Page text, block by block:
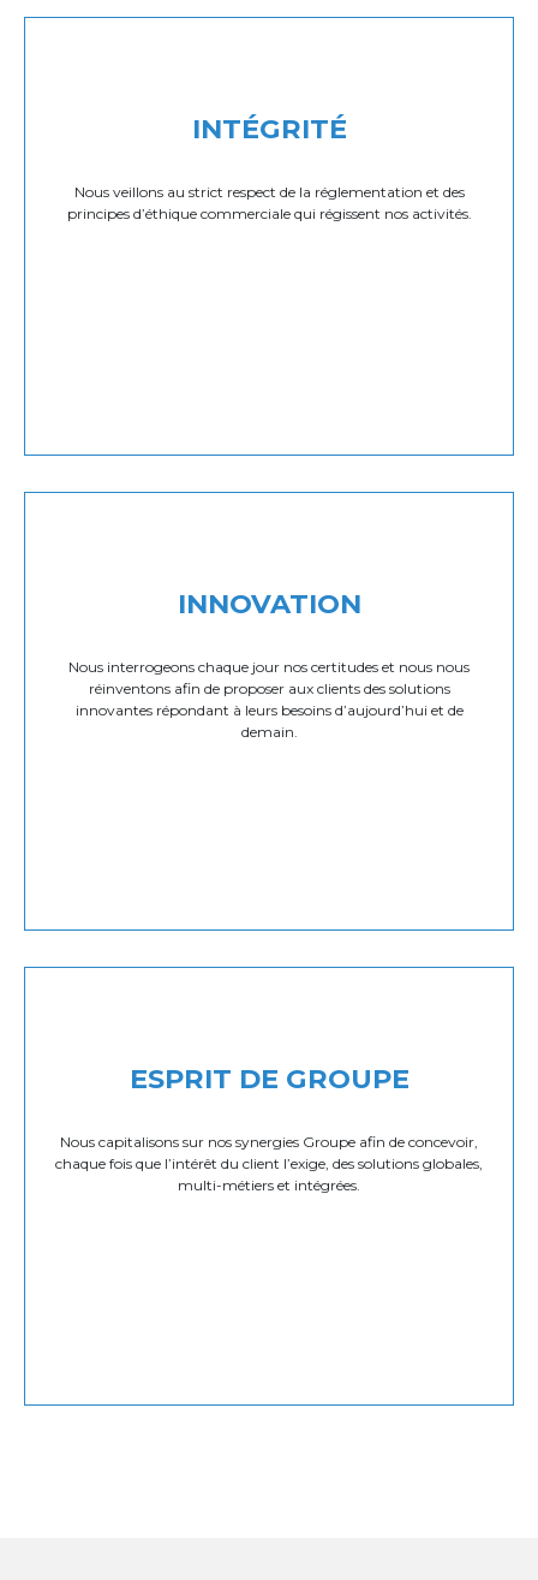
INTÉGRITÉ
Nous veillons au strict respect de la réglementation et des
principes d’éthique commerciale qui régissent nos activités.
INNOVATION
Nous interrogeons chaque jour nos certitudes et nous nous
réinventons afin de proposer aux clients des solutions
innovantes répondant à leurs besoins d’aujourd’hui et de
demain.
ESPRIT DE GROUPE
Nous capitalisons sur nos synergies Groupe afin de concevoir,
chaque fois que l’intérêt du client l’exige, des solutions globales,
multi-métiers et intégrées.